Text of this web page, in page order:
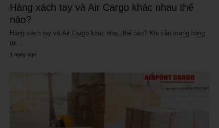
Hàng xách tay và Air Cargo khác nhau thế
nào?
Hàng xách tay và Air Cargo khác nhau thế nào? Khi cần mang hàng
từ…
1 ngày ago